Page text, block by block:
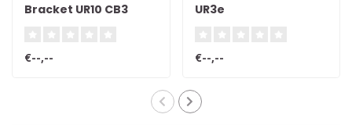
Bracket UR10 CB3
€--,--
UR3e
€--,--